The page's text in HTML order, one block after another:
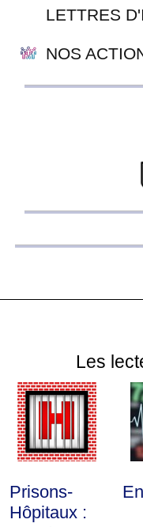
LETTRES
NOS
Les
Prisons-
Hôpitaux :